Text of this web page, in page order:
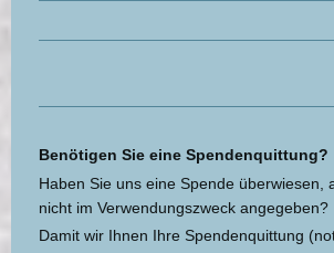
Benötigen Sie eine Spendenquittung?
Haben Sie uns eine Spende überwiesen,
nicht im Verwendungszweck angegeben?
Damit wir Ihnen Ihre Spendenquittung